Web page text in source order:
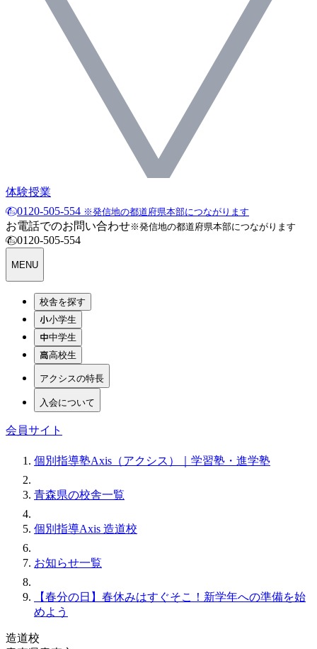
体験授業
0120-505-554 ※発信地の都道府県本部につながります
お電話でのお問い合わせ※発信地の都道府県本部につながります
0120-505-554
MENU
校舎を探す
小学生
中学生
高校生
アクシスの特長
入会について
会員サイト
個別指導塾Axis（アクシス）｜学習塾・進学塾
青森県の校舎一覧
個別指導Axis 造道校
お知らせ一覧
【春分の日】春休みはすぐそこ！新学年への準備を始
めよう
造道校